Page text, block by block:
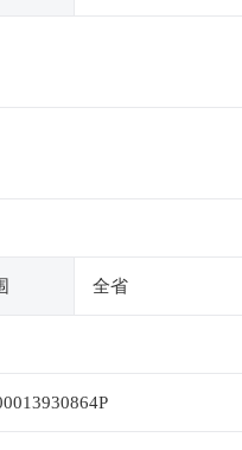
全省